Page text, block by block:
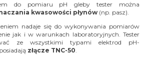
do pomiaru pH gleby tester można
kwasowości płynów (np. pasz).
nadaje się do wykonywania pomiarów
jak i w warunkach laboratoryjnych. Tester
ze wszystkimi typami elektrod pH-
złącze TNC-50.